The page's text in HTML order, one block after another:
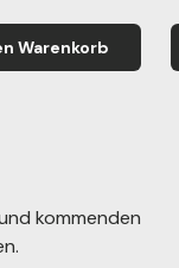
Warenkorb
kommenden